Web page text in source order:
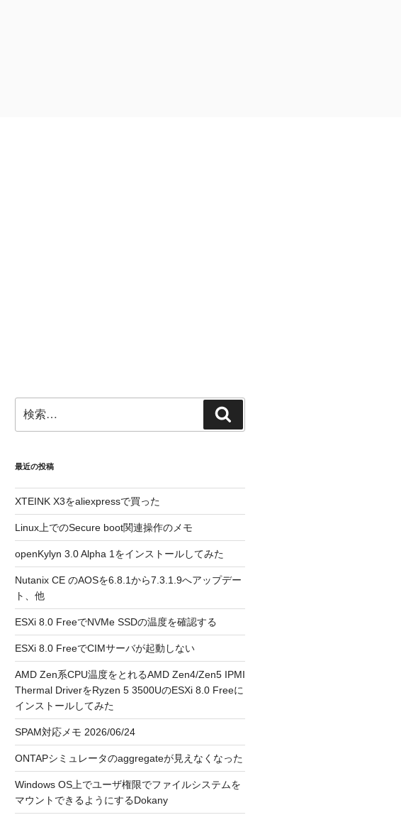
索:
索
最近の投稿
XTEINK X3をaliexpressで買った
Linux上でのSecure boot関連操作のメモ
openKylyn 3.0 Alpha 1をインストールしてみた
Nutanix CE のAOSを6.8.1から7.3.1.9へアップデー
ト、他
ESXi 8.0 FreeでNVMe SSDの温度を確認する
ESXi 8.0 FreeでCIMサーバが起動しない
AMD Zen系CPU温度をとれるAMD Zen4/Zen5 IPMI
Thermal DriverをRyzen 5 3500UのESXi 8.0 Freeに
インストールしてみた
SPAM対応メモ 2026/06/24
ONTAPシミュレータのaggregateが見えなくなった
Windows OS上でユーザ権限でファイルシステムを
マウントできるようにするDokany